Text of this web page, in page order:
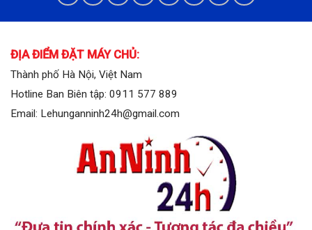
ĐỊA ĐIỂM ĐẶT MÁY CHỦ:
Thành phố Hà Nội, Việt Nam
Hotline Ban Biên tập: 0911 577 889
Email: Lehunganninh24h@gmail.com